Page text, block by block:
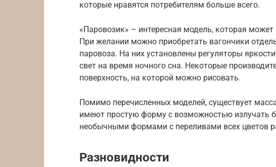
которые нравятся потребителям больше всего.
«Паровозик» – интересная модель, которая
При желании можно приобретать вагончики
паровоза. На них установлены регуляторы
свет на время ночного сна. Некоторые
поверхность, на которой можно рисовать.
Помимо перечисленных моделей, существует
имеют простую форму с возможностью излучать
необычными формами с переливами всех цветов
Разновидности